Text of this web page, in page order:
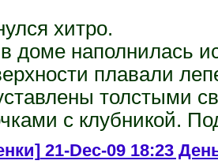
хитро.
доме наполнилась
плавали
толстыми
с клубникой.
21-Dec-09 18:23